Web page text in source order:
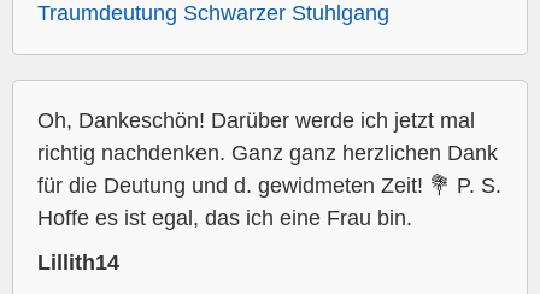
Traumdeutung Schwarzer Stuhlgang
Oh, Dankeschön! Darüber werde ich jetzt mal
richtig nachdenken. Ganz ganz herzlichen Dank
für die Deutung und d. gewidmeten Zeit! 💐 P. S.
Hoffe es ist egal, das ich eine Frau bin.
Lillith14